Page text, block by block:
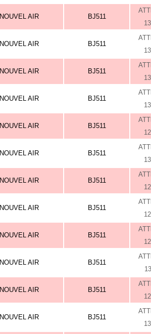
NOUVEL AIR BJ511
NOUVEL AIR BJ511
NOUVEL AIR BJ511
NOUVEL AIR BJ511
NOUVEL AIR BJ511
NOUVEL AIR BJ511
NOUVEL AIR BJ511
NOUVEL AIR BJ511
NOUVEL AIR BJ511
NOUVEL AIR BJ511
NOUVEL AIR BJ511
NOUVEL AIR BJ511